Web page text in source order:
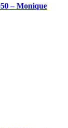
– Monique